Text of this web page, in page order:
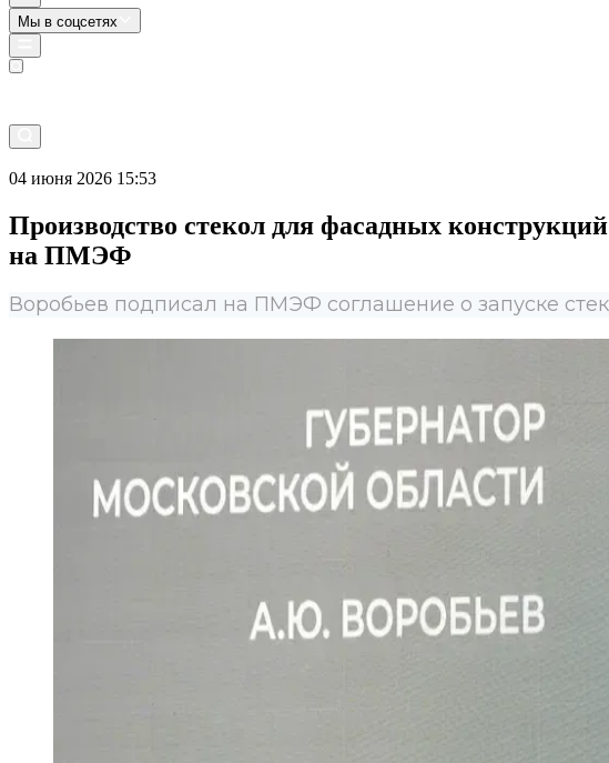
Мы в соцсетях
04 июня 2026 15:53
Производство стекол для фасадных
на ПМЭФ
Воробьев подписал на ПМЭФ соглашение о запуске